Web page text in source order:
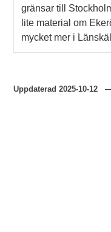
gränsar till
lite material om
mycket mer i
Uppdaterad2025-10-12